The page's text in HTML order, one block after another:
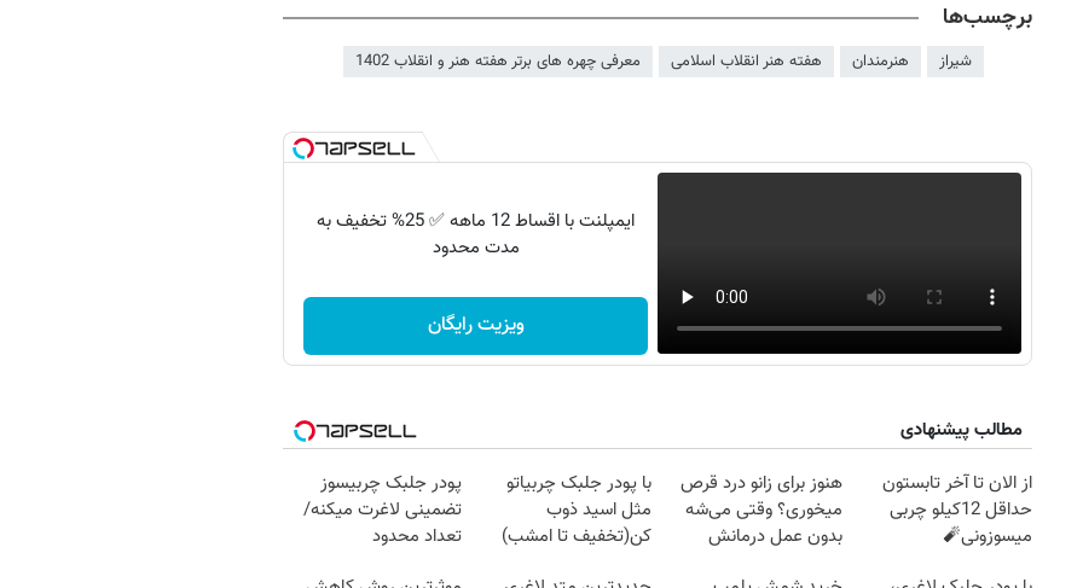
برچسب‌ها
شیراز هنرمندان هفته هنر انقلاب اسلامی معرفی چهره های برتر هفته هنر و انقلاب 1402
ایمپلنت با اقساط 12 ماهه ✅ 25% تخفیف به
مدت محدود
ویزیت رایگان
مطالب پیشنهادی
از الان تا آخر تابستون
حداقل 12کیلو چربی
میسوزونی🧨
هنوز برای زانو درد قرص
میخوری؟ وقتی می‌شه
بدون عمل درمانش
با پودر جلبک چربیاتو
مثل اسید ذوب
کن(تخفیف تا امشب)
پودر جلبک چربیسوز
تضمینی لاغرت میکنه/
تعداد محدود